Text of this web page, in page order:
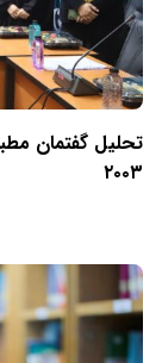
تحلیل گفتمان
۲۰۰۳